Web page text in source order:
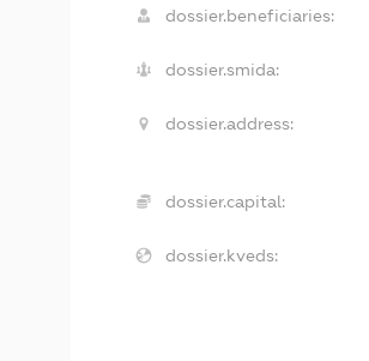
dossier.beneficiaries:
dossier.smida:
dossier.address:
dossier.capital:
dossier.kveds: